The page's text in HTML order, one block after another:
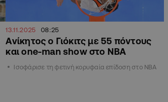
13.11.2025 08:25
Ανίκητος ο Γιόκιτς με 55 πόντους
και one-man show στο ΝΒΑ
Ισοφάρισε τη φετινή κορυφαία επίδοση στο NBA